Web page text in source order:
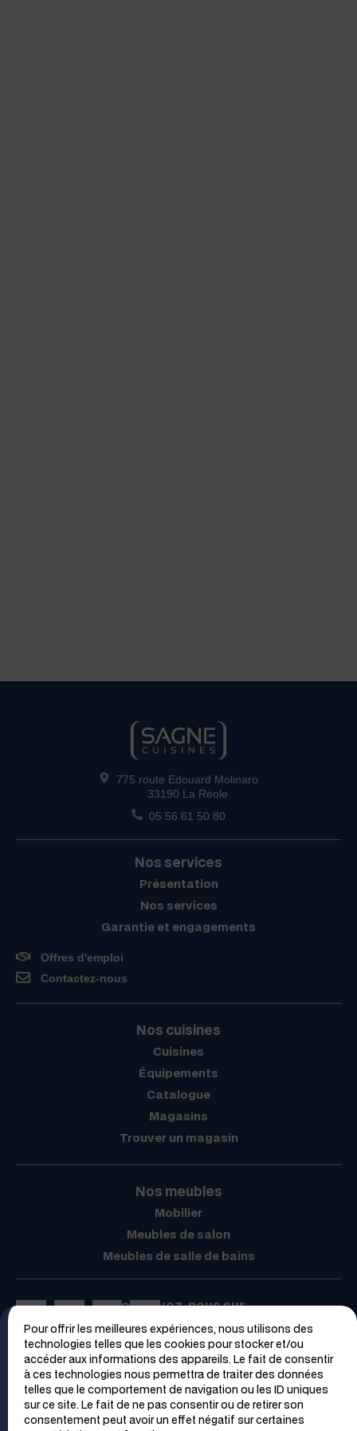
Pour offrir les meilleures expériences, nous utilisons des
technologies telles que les cookies pour stocker et/ou
accéder aux informations des appareils. Le fait de consentir
à ces technologies nous permettra de traiter des données
telles que le comportement de navigation ou les ID uniques
sur ce site. Le fait de ne pas consentir ou de retirer son
consentement peut avoir un effet négatif sur certaines
775 route Edouard Molinaro
33190 La Réole
05 56 61 50 80
Nos services
Présentation
Nos services
Garantie et engagements
Offres d'emploi
Contactez-nous
Nos cuisines
Cuisines
Équipements
Catalogue
Magasins
Trouver un magasin
Nos meubles
Mobilier
Meubles de salon
Meubles de salle de bains
Retrouvez-nous sur
Espace PRO